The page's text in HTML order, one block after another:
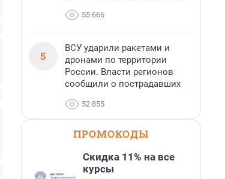
55 666
5
ВСУ ударили ракетами и
дронами по территории
России. Власти регионов
сообщили о пострадавших
52 855
ПРОМОКОДЫ
Скидка 11% на все
курсы